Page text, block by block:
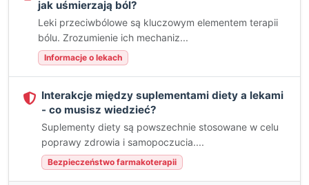
jak uśmierzają ból?
Leki przeciwbólowe są kluczowym elementem terapii
bólu. Zrozumienie ich mechaniz...
Informacje o lekach
Interakcje między suplementami diety a lekami
- co musisz wiedzieć?
Suplementy diety są powszechnie stosowane w celu
poprawy zdrowia i samopoczucia....
Bezpieczeństwo farmakoterapii